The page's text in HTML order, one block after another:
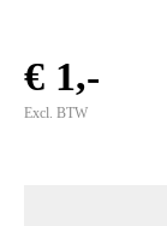
€ 1,-
Excl. BTW